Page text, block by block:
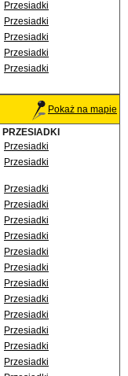
Przesiadki
Przesiadki
Przesiadki
Przesiadki
Przesiadki
Pokaż na mapie
PRZESIADKI
Przesiadki
Przesiadki
Przesiadki
Przesiadki
Przesiadki
Przesiadki
Przesiadki
Przesiadki
Przesiadki
Przesiadki
Przesiadki
Przesiadki
Przesiadki
Przesiadki